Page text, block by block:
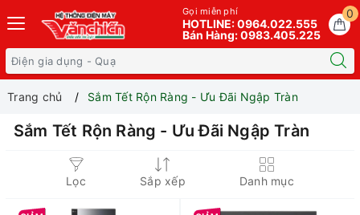
0
Gọi miễn phí
HOTLINE: 0964.022.555
Bán Hàng: 0983.405.225
Trang chủ Sắm Tết Rộn Ràng - Ưu Đãi Ngập Tràn
Sắm Tết Rộn Ràng - Ưu Đãi Ngập Tràn
Lọc Sắp xếp Danh mục